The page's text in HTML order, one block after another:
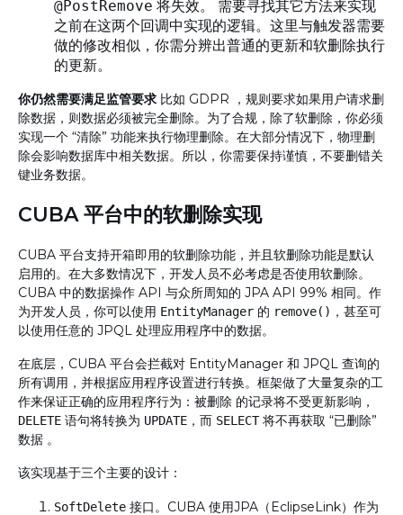
@PostRemove 将失效。 需要寻找其它方法来实现
之前在这两个回调中实现的逻辑。这里与触发器需要
做的修改相似，你需分辨出普通的更新和软删除执行
的更新。
你仍然需要满足监管要求 比如 GDPR ，规则要求如果用户请求删
除数据，则数据必须被完全删除。为了合规，除了软删除，你必须
实现一个 “清除” 功能来执行物理删除。在大部分情况下，物理删
除会影响数据库中相关数据。所以，你需要保持谨慎，不要删错关
键业务数据。
CUBA 平台中的软删除实现
CUBA 平台支持开箱即用的软删除功能，并且软删除功能是默认
启用的。在大多数情况下，开发人员不必考虑是否使用软删除。
CUBA 中的数据操作 API 与众所周知的 JPA API 99% 相同。作
为开发人员，你可以使用 EntityManager 的 remove() ，甚至可
以使用任意的 JPQL 处理应用程序中的数据。
在底层，CUBA 平台会拦截对 EntityManager 和 JPQL 查询的
所有调用，并根据应用程序设置进行转换。框架做了大量复杂的工
作来保证正确的应用程序行为： 被删除 的记录将不受更新影响，
DELETE 语句将转换为 UPDATE ，而 SELECT将不再获取 “已删除”
数据 。
该实现基于三个主要的设计：
SoftDelete 接口。CUBA 使用JPA（EclipseLink）作为